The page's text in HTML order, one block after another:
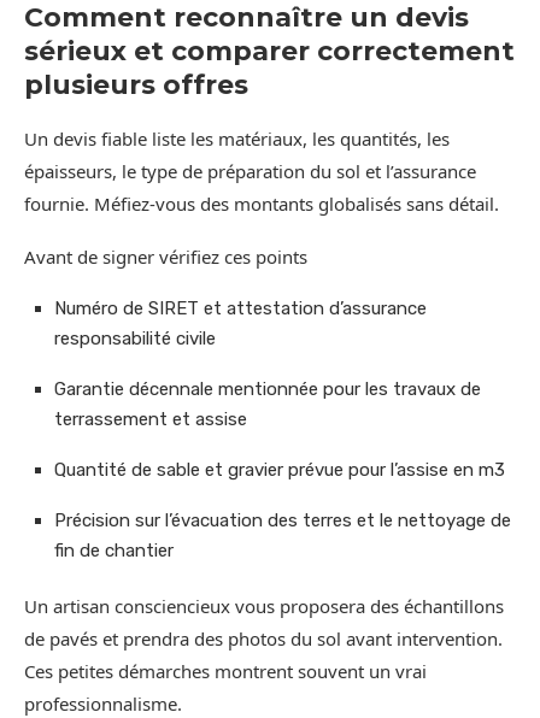
Comment reconnaître un devis
sérieux et comparer correctement
plusieurs offres
Un devis fiable liste les matériaux, les quantités, les
épaisseurs, le type de préparation du sol et l’assurance
fournie. Méfiez-vous des montants globalisés sans détail.
Avant de signer vérifiez ces points
Numéro de SIRET et attestation d’assurance
responsabilité civile
Garantie décennale mentionnée pour les travaux de
terrassement et assise
Quantité de sable et gravier prévue pour l’assise en m3
Précision sur l’évacuation des terres et le nettoyage de
fin de chantier
Un artisan consciencieux vous proposera des échantillons
de pavés et prendra des photos du sol avant intervention.
Ces petites démarches montrent souvent un vrai
professionnalisme.